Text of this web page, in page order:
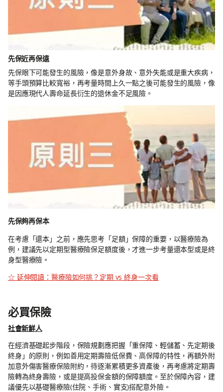
先保近再保遠
先保眼下可能發生的風險，像是意外身故、意外失能或是重大疾病，
等手頭預算比較寬裕，再考量時間上久一點之後可能發生的風險，像
是因應現代人壽命延長衍生的退休金不足風險。
先保夠再保本
在考慮「還本」之前，應先思考「足額」保障的重要，以醫療險為
例，建議先以定期型醫療險保足額度後，才進一步考量還本型或是終
身型醫療險。
☆ 延伸閱讀：醫療險如何挑？定期 vs 終身一次看
必買保險
社會新鮮人
在經濟基礎起步階段，保險規劃應把握「重保障、輕儲蓄、先定期後
終身」的原則，例如善用定期壽險低保費、高保障的特性，再額外附
加意外傷害醫療保險附約，待逐漸累積更多資產後，再考慮將定期壽
險轉為終身壽險，或是提高投保金額的保障額度。至於保障內容，建
議優先以基礎醫療險(住院、手術、實支)搭配意外險。